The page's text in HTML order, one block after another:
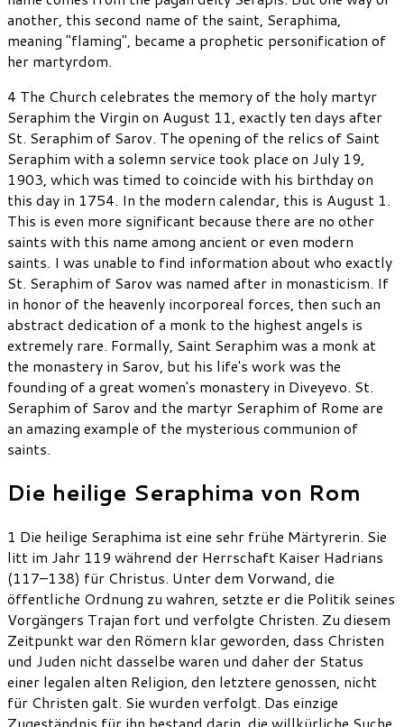
another, this second name of the saint, Seraphima,
meaning "flaming", became a prophetic personification of
her martyrdom.
4 The Church celebrates the memory of the holy martyr
Seraphim the Virgin on August 11, exactly ten days after
St. Seraphim of Sarov. The opening of the relics of Saint
Seraphim with a solemn service took place on July 19,
1903, which was timed to coincide with his birthday on
this day in 1754. In the modern calendar, this is August 1.
This is even more significant because there are no other
saints with this name among ancient or even modern
saints. I was unable to find information about who exactly
St. Seraphim of Sarov was named after in monasticism. If
in honor of the heavenly incorporeal forces, then such an
abstract dedication of a monk to the highest angels is
extremely rare. Formally, Saint Seraphim was a monk at
the monastery in Sarov, but his life's work was the
founding of a great women's monastery in Diveyevo. St.
Seraphim of Sarov and the martyr Seraphim of Rome are
an amazing example of the mysterious communion of
saints.
Die heilige Seraphima von Rom
1 Die heilige Seraphima ist eine sehr frühe Märtyrerin. Sie
litt im Jahr 119 während der Herrschaft Kaiser Hadrians
(117–138) für Christus. Unter dem Vorwand, die
öffentliche Ordnung zu wahren, setzte er die Politik seines
Vorgängers Trajan fort und verfolgte Christen. Zu diesem
Zeitpunkt war den Römern klar geworden, dass Christen
und Juden nicht dasselbe waren und daher der Status
einer legalen alten Religion, den letztere genossen, nicht
für Christen galt. Sie wurden verfolgt. Das einzige
Zugeständnis für ihn bestand darin, die willkürliche Suche